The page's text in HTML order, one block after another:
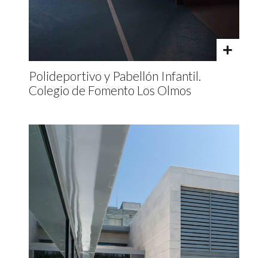
Polideportivo y Pabellón Infantil.
Colegio de Fomento Los Olmos